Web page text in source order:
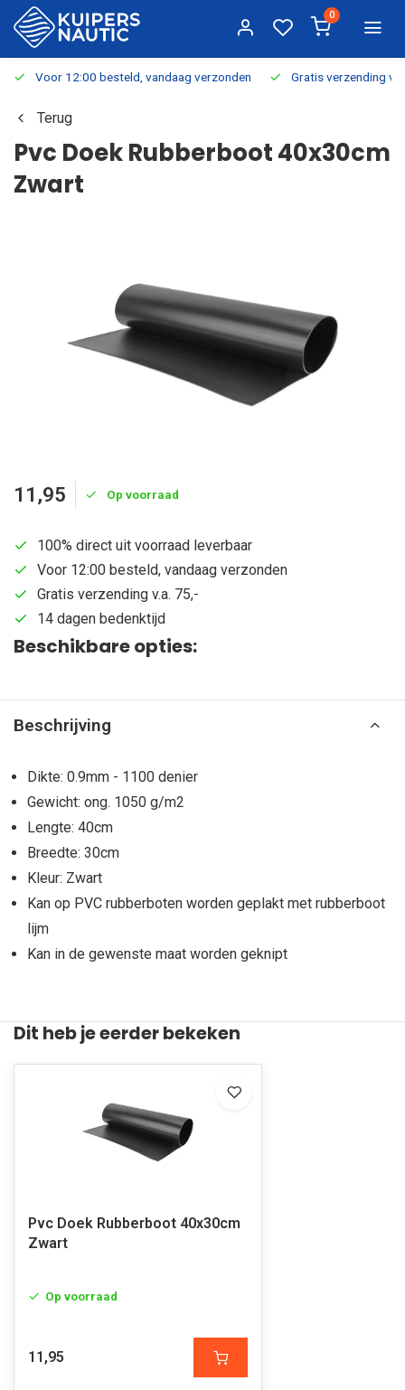
0
Voor 12:00 besteld, vandaag verzonden Gratis verzending
Terug
Pvc Doek Rubberboot 40x30cm
Zwart
11,95 Op voorraad
100% direct uit voorraad leverbaar
Voor 12:00 besteld, vandaag verzonden
Gratis verzending v.a. 75,-
14 dagen bedenktijd
Beschikbare opties:
Beschrijving
Dikte: 0.9mm - 1100 denier
Gewicht: ong. 1050 g/m2
Lengte: 40cm
Breedte: 30cm
Kleur: Zwart
Kan op PVC rubberboten worden geplakt met rubberboot
lijm
Kan in de gewenste maat worden geknipt
Dit heb je eerder bekeken
Pvc Doek Rubberboot 40x30cm
Zwart
Op voorraad
11,95